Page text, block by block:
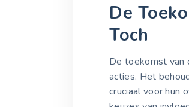
De
Toch
De toekomst van
acties. Het
cruciaal voor hun